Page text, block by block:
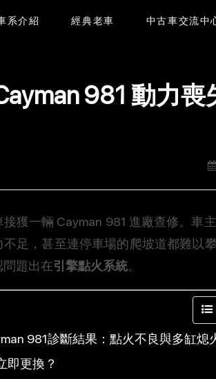
系介紹 經典老車 中古車交流中
981 動力
獲一輛 Cayman 981 進廠查修。車
足，甚至連停車場的爬坡道都難以
題出在引擎點火系統。
981診斷結果：點火不良與多缸熄
即更換？